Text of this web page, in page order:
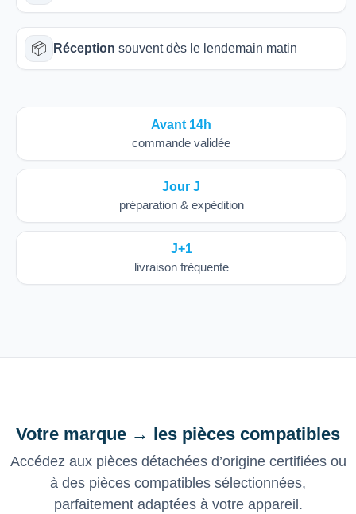
📦 Réception souvent dès le lendemain matin
Avant 14h
commande validée
Jour J
préparation & expédition
J+1
livraison fréquente
Votre marque → les pièces compatibles
Accédez aux pièces détachées d’origine certifiées ou
à des pièces compatibles sélectionnées,
parfaitement adaptées à votre appareil.